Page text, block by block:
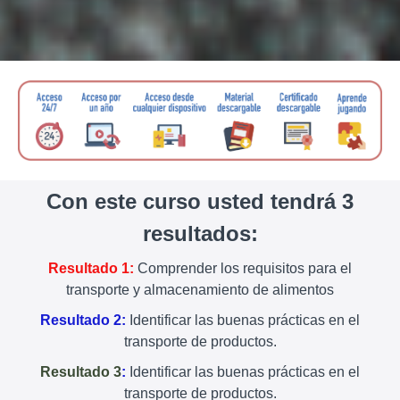
Con este curso usted tendrá 3
resultados:
Resultado 1: Comprender los requisitos para el
transporte y almacenamiento de alimentos
Resultado 2: Identificar las buenas prácticas en el
transporte de productos.
Resultado 3: Identificar las buenas prácticas en el
transporte de productos.